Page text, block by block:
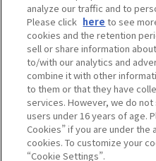
privacypolicy
ウェブサイトご利用条件
個人情報保護方針
©BANDAI
analyze our traffic and to
Please click here to see
cookies and the retention
sell or share information
to/with our analytics and
combine it with other
to them or that they have
services. However, we do
users under 16 years of age.
Cookies” if you are under the
cookies. To customize your
“Cookie Settings”.